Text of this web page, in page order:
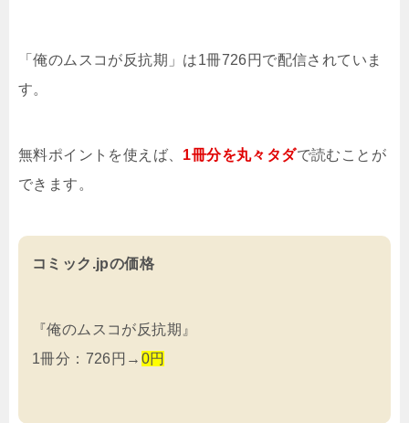
「俺のムスコが反抗期」は1冊726円で配信されていま
す。
無料ポイントを使えば、 1冊分を丸々タダで読むことが
できます。
コミック.jpの価格
『俺のムスコが反抗期』
1冊分：726円→ 0円